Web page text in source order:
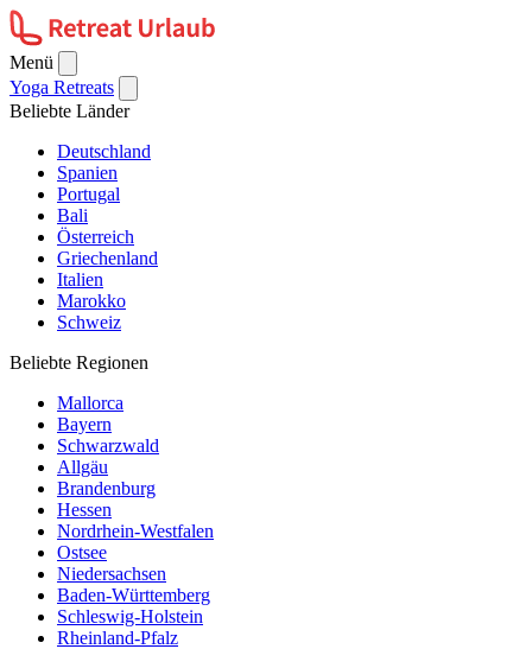
Menü
Yoga Retreats
Beliebte Länder
Deutschland
Spanien
Portugal
Bali
Österreich
Griechenland
Italien
Marokko
Schweiz
Beliebte Regionen
Mallorca
Bayern
Schwarzwald
Allgäu
Brandenburg
Hessen
Nordrhein-Westfalen
Ostsee
Niedersachsen
Baden-Württemberg
Schleswig-Holstein
Rheinland-Pfalz